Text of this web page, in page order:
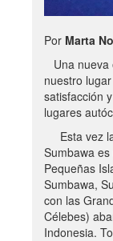
Por Marta
Una nueva
nuestro
satisfacción
lugares
Esta vez
Sumbawa
Pequeñas
Sumbawa,
con las
Célebes)
Indonesia.